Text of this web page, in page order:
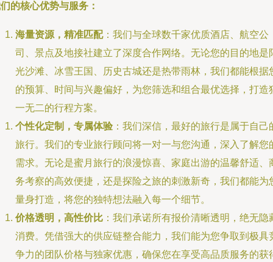
的核心优势与服务：
海量资源，精准匹配：我们与全球数千家优质酒店、航空公
司、景点及地接社建立了深度合作网络。无论您的目的地是
光沙滩、冰雪王国、历史古城还是热带雨林，我们都能根据
的预算、时间与兴趣偏好，为您筛选和组合最优选择，打造
一无二的行程方案。
个性化定制，专属体验 ：我们深信，最好的旅行是属于自己
旅行。我们的专业旅行顾问将一对一与您沟通，深入了解您
需求。无论是蜜月旅行的浪漫惊喜、家庭出游的温馨舒适、
务考察的高效便捷，还是探险之旅的刺激新奇，我们都能为
量身打造，将您的独特想法融入每一个细节。
价格透明，高性价比 ：我们承诺所有报价清晰透明，绝无隐
消费。凭借强大的供应链整合能力，我们能为您争取到极具
争力的团队价格与独家优惠，确保您在享受高品质服务的获